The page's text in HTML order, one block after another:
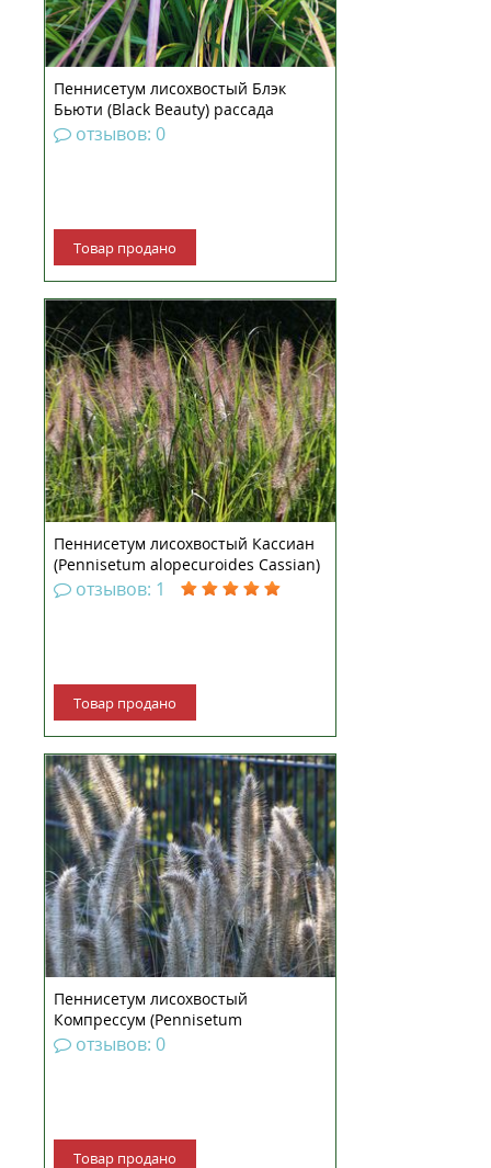
злакам, по...
Пеннисетум лисохвостый Блэк
Бьюти (Black Beauty) рассада
отзывов: 0
Товар продано
Пеннисетум лисохвостый
Кассиан — пышный многолетник
семейства Злаковых. Красивый
обитатель тропических и
субтропических зон Африки и
Евразии, известен также под
именем Перистощетинник.
Относится к декоративным
злакам, получи...
Пеннисетум лисохвостый Кассиан
(Pennisetum alopecuroides Cassian)
рассада
отзывов: 1
Товар продано
Пеннисетум лисохвостый
Компрессум (Pennisetum
alopecuroides Compressum)
рассада
отзывов: 0
Товар продано